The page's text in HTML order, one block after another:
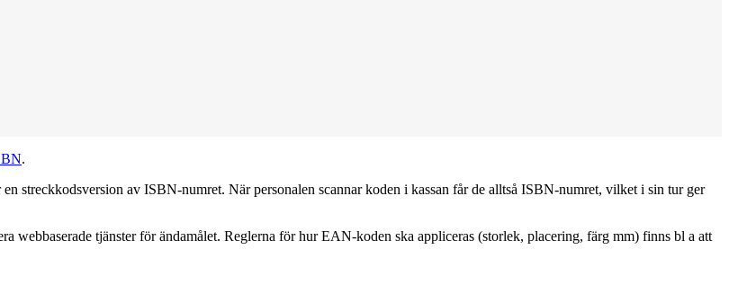
.
streckkodsversion av ISBN-numret. När personalen scannar koden i kassan får de alltså ISBN-numret, vilket i sin tur ger
webbaserade tjänster för ändamålet. Reglerna för hur EAN-koden ska appliceras (storlek, placering, färg mm) finns bl a att